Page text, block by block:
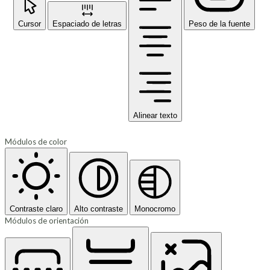
Cursor Espaciado de letras
Alinear texto
Peso de la fuente
Módulos de color
Contraste claro Alto contraste Monocromo
Módulos de orientación